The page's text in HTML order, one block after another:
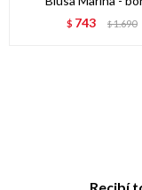
$ 743 $1.690
Recibí